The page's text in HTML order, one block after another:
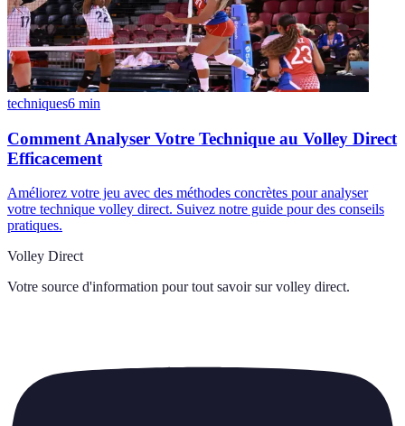
techniques6 min
Comment Analyser Votre Technique au Volley Direct
Efficacement
Améliorez votre jeu avec des méthodes concrètes pour analyser
votre technique volley direct. Suivez notre guide pour des conseils
pratiques.
Volley Direct
Votre source d'information pour tout savoir sur volley direct.